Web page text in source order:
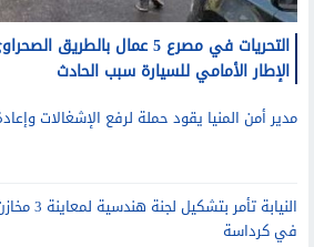
التحريات في مصرع 5 عمال
الإطار الأمامي للسيارة سبب الحادث
مدير أمن المنيا يقود حملة لرفع الإشغالات
النيابة تأمر
في كرداسة